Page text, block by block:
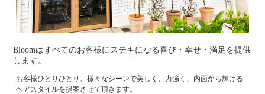
Bloomはすべてのお客様にステキになる喜び・幸せ・満足を提供
します。
お客様ひとりひとり、様々なシーンで美しく、力強く、内面から輝ける
ヘアスタイルを提案させて頂きます。